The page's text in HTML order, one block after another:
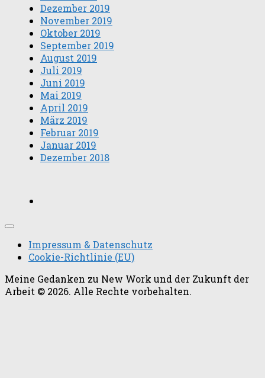
Dezember 2019
November 2019
Oktober 2019
September 2019
August 2019
Juli 2019
Juni 2019
Mai 2019
April 2019
März 2019
Februar 2019
Januar 2019
Dezember 2018
Impressum & Datenschutz
Cookie-Richtlinie (EU)
Meine Gedanken zu New Work und der Zukunft der
Arbeit © 2026. Alle Rechte vorbehalten.